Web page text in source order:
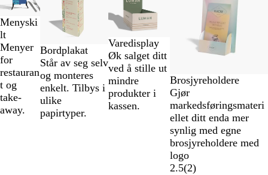
Menyski
lt
Menyer
for
restauran
t og
take-
away.
Bordplakat
Står av seg selv
og monteres
enkelt. Tilbys i
ulike
papirtyper.
Varedisplay
Øk salget ditt
ved å stille ut
mindre
produkter i
kassen.
Brosjyreholdere
Gjør
markedsføringsmateri
ellet ditt enda mer
synlig med egne
brosjyreholdere med
logo
2.5(2)
til
2
av
4